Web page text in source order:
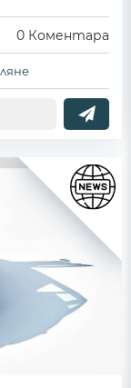
0 Коментара